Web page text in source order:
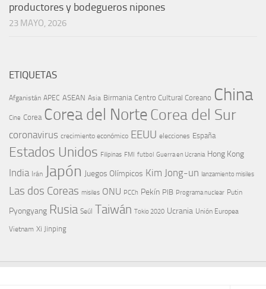
productores y bodegueros nipones
23 MAYO, 2026
ETIQUETAS
Afganistán APEC ASEAN Asia Birmania Centro Cultural Coreano China
Cine Corea Corea del NorteCorea del Sur
coronavirus crecimiento económico EEUU elecciones España
Estados Unidos Filipinas FMI futbol Guerra en Ucrania Hong Kong
India Irán Japón Juegos Olímpicos Kim Jong-un lanzamiento misiles
Las dos Coreas misiles ONU PCCh Pekín PIB Programa nuclear Putin
Pyongyang Rusia Seúl Taiwán Tokio 2020 Ucrania Unión Europea
Vietnam Xi Jinping